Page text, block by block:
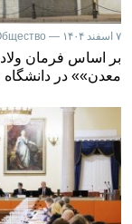
۷ اسفند ۱۴۰۴ — Общество
بر اساس فرمان
معدن»» در